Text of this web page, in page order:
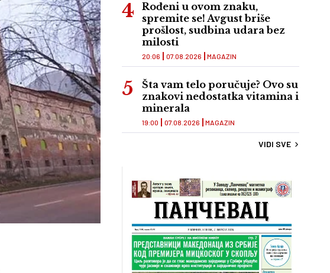
Rođeni u ovom znaku,
spremite se! Avgust briše
prošlost, sudbina udara bez
milosti
MAGAZIN
20:06 07.08.2026
Šta vam telo poručuje? Ovo su
znakovi nedostatka vitamina i
minerala
MAGAZIN
19:00 07.08.2026
VIDI SVE